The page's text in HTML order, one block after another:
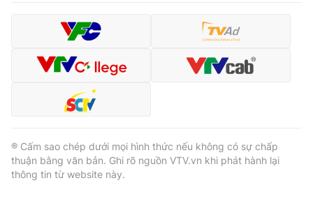
® Cấm sao chép dưới mọi hình thức nếu không có sự chấp
thuận bằng văn bản. Ghi rõ nguồn VTV.vn khi phát hành lại
thông tin từ website này.